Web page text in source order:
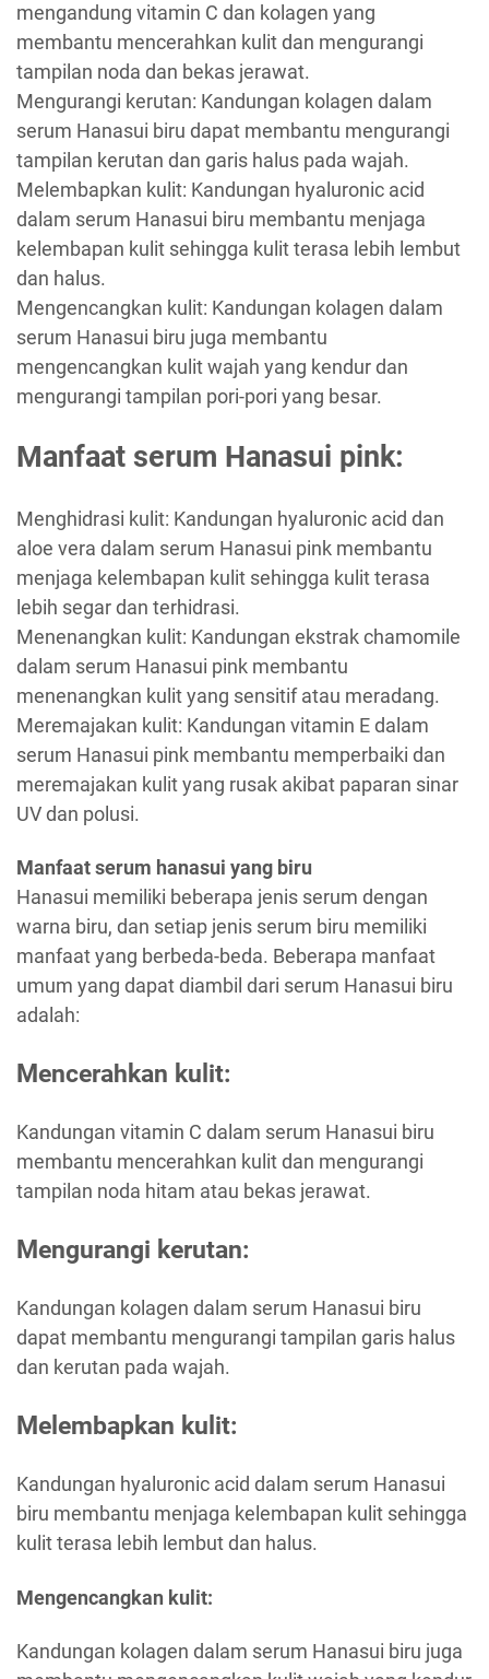
mengandung vitamin C dan kolagen yang
membantu mencerahkan kulit dan mengurangi
tampilan noda dan bekas jerawat.
Mengurangi kerutan: Kandungan kolagen dalam
serum Hanasui biru dapat membantu mengurangi
tampilan kerutan dan garis halus pada wajah.
Melembapkan kulit: Kandungan hyaluronic acid
dalam serum Hanasui biru membantu menjaga
kelembapan kulit sehingga kulit terasa lebih lembut
dan halus.
Mengencangkan kulit: Kandungan kolagen dalam
serum Hanasui biru juga membantu
mengencangkan kulit wajah yang kendur dan
mengurangi tampilan pori-pori yang besar.
Manfaat serum Hanasui pink:
Menghidrasi kulit: Kandungan hyaluronic acid dan
aloe vera dalam serum Hanasui pink membantu
menjaga kelembapan kulit sehingga kulit terasa
lebih segar dan terhidrasi.
Menenangkan kulit: Kandungan ekstrak chamomile
dalam serum Hanasui pink membantu
menenangkan kulit yang sensitif atau meradang.
Meremajakan kulit: Kandungan vitamin E dalam
serum Hanasui pink membantu memperbaiki dan
meremajakan kulit yang rusak akibat paparan sinar
UV dan polusi.
Manfaat serum hanasui yang biru
Hanasui memiliki beberapa jenis serum dengan
warna biru, dan setiap jenis serum biru memiliki
manfaat yang berbeda-beda. Beberapa manfaat
umum yang dapat diambil dari serum Hanasui biru
adalah:
Mencerahkan kulit:
Kandungan vitamin C dalam serum Hanasui biru
membantu mencerahkan kulit dan mengurangi
tampilan noda hitam atau bekas jerawat.
Mengurangi kerutan:
Kandungan kolagen dalam serum Hanasui biru
dapat membantu mengurangi tampilan garis halus
dan kerutan pada wajah.
Melembapkan kulit:
Kandungan hyaluronic acid dalam serum Hanasui
biru membantu menjaga kelembapan kulit sehingga
kulit terasa lebih lembut dan halus.
Mengencangkan kulit:
Kandungan kolagen dalam serum Hanasui biru juga